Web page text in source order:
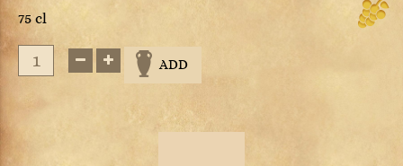
75 cl
ADD